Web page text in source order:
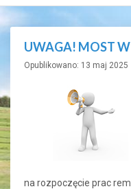
UWAGA! MOST
Opublikowano: 13 maj 2025
na rozpoczęcie prac